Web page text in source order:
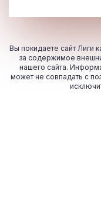
Вы покидаете сайт Лиги
за содержимое
нашего сайта.
может не совпадать с